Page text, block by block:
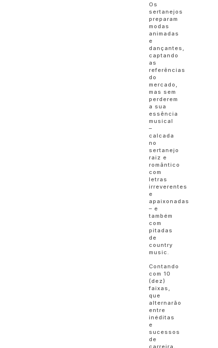
Os
sertanejos
preparam
modas
animadas
e
dançantes,
captando
as
referências
do
mercado,
mas sem
perderem
a sua
essência
musical
–
calcada
no
sertanejo
raiz e
romântico
com
letras
irreverentes
e
apaixonadas
– e
também
com
pitadas
de
country
music.
Contando
com 10
(dez)
faixas,
que
alternarão
entre
inéditas
e
sucessos
de
carreira,